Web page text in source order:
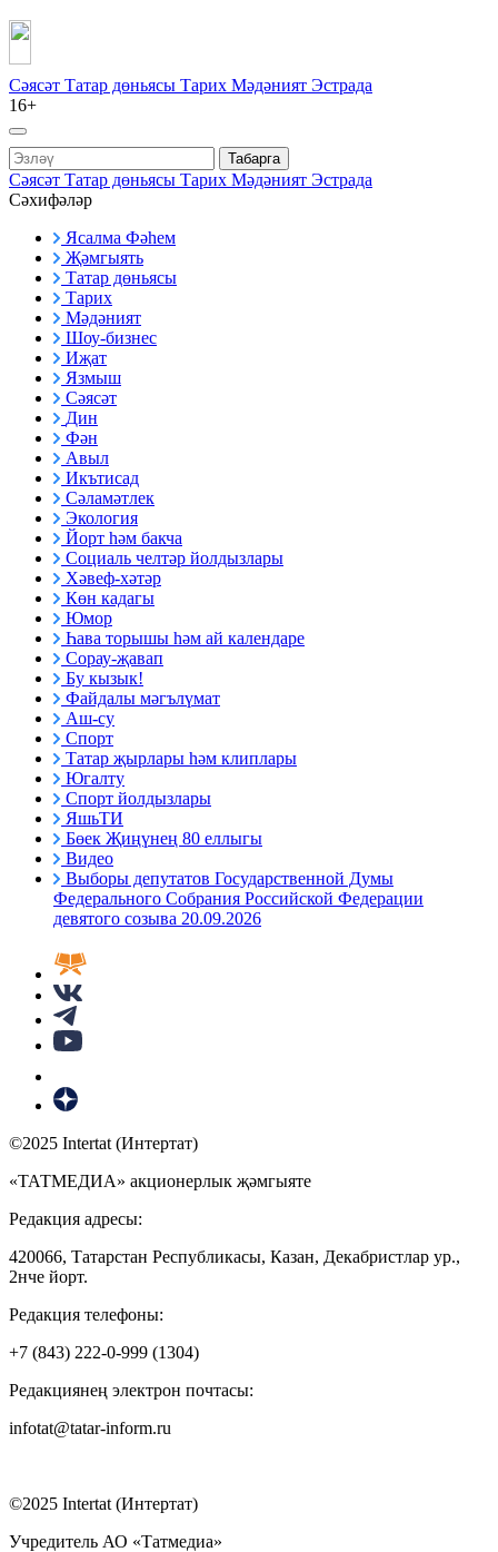
Сәясәт Татар дөньясы Тарих Мәдәният Эстрада
16+
Табарга
Сәясәт Татар дөньясы Тарих Мәдәният Эстрада
Сәхифәләр
Ясалма Фәһем
Җәмгыять
Татар дөньясы
Тарих
Мәдәният
Шоу-бизнес
Иҗат
Язмыш
Сәясәт
Дин
Фән
Авыл
Икътисад
Сәламәтлек
Экология
Йорт һәм бакча
Социаль челтәр йолдызлары
Хәвеф-хәтәр
Көн кадагы
Юмор
Һава торышы һәм ай календаре
Сорау-җавап
Бу кызык!
Файдалы мәгълүмат
Аш-су
Спорт
Татар җырлары һәм клиплары
Югалту
Спорт йолдызлары
ЯшьТИ
Бөек Җиңүнең 80 еллыгы
Видео
Выборы депутатов Государственной Думы
Федерального Собрания Российской Федерации
девятого созыва 20.09.2026
©2025 Intertat (Интертат)
«ТАТМЕДИА» акционерлык җәмгыяте
Редакция адресы:
420066, Татарстан Республикасы, Казан, Декабристлар ур.,
2нче йорт.
Редакция телефоны:
+7 (843) 222-0-999 (1304)
Редакциянең электрон почтасы:
infotat@tatar-inform.ru
©2025 Intertat (Интертат)
Учредитель АО «Татмедиа»